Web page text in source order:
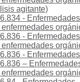
agitante)
-
enfermedades
-
enfermedades
-
–
enfermedades